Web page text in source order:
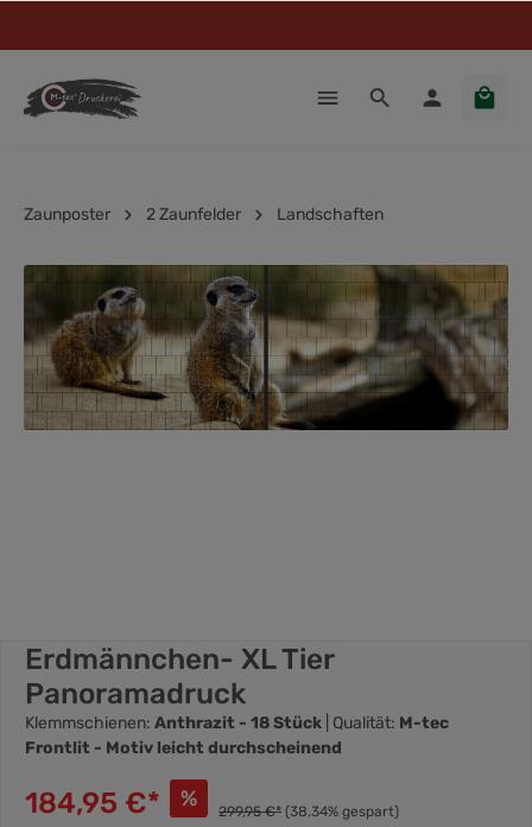
Zaunposter 2 Zaunfelder Landschaften
Erdmännchen- XL Tier
Panoramadruck
Klemmschienen: Anthrazit - 18 Stück | Qualität: M-tec
Frontlit - Motiv leicht durchscheinend
184,95 €* % 299,95 €* (38.34% gespart)